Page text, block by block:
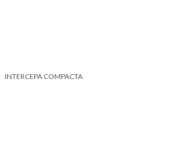
INTERCEPA COMPACTA